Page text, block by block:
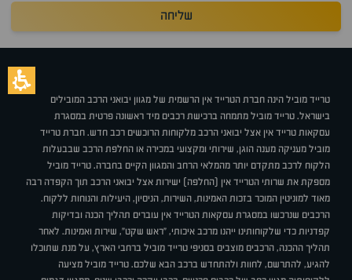
שליחה
טרייד מוביל הינה חברת הטרייד אין הרשמית של מגוון יבואני הרכב המובילים
בישראל. טרייד מוביל מתמחה ברכישת רכבים מיד ראשונה פרטית במסגרת
עסקאות טרייד אין אצל יבואני הרכב מלקוחות הרוכשים רכב חדש. חברת טרייד
מוביל מעניקה מענה הוגן, שירותי ומקצועי במכירה או החלפת הרכב שבבעלות
הלקוח לרכב מתקדם יותר מהמלאי הרחב והמגוון הקיים בחברה. טרייד מוביל
מספקת את שרותי הטרייד אין (החלפה) ישירות אצל יבואני הרכב תוך הקפדה רבה
מאוד למוניטין המוכר בזכות האמינות, השירות, הניסיון, היעילות והנוחות ללקוח.
הרכבים שנרכשו במסגרת עסקאות הטרייד אין עוברים תהליך הכנה ובדיקות
קפדניות כדי שלקוחותינו ייהנו מרכב איכותי, "ראש שקט", שירות ואמינות. לאחר
תהליך ההכנה, הרכבים מוצבים בסניפי טרייד מוביל ברחבי הארץ, על מנת שתוכלו
להגיע, להתרשם, לחוות ולהתחדש ברכב הבא שלכם. טרייד מוביל מציעה